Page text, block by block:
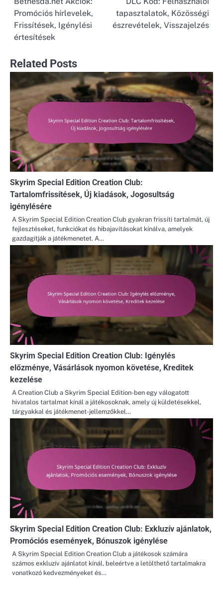
navigation
Promóciós hírlevelek,
Frissítések, Igénylési
értesítések
tapasztalatok, Közösségi
észrevételek, Visszajelzés
Related Posts
Skyrim Special Edition Creation Club:
Tartalomfrissítések, Új kiadások, Jogosultság
igénylésére
A Skyrim Special Edition Creation Club gyakran frissíti tartalmát, új
fejlesztéseket, funkciókat és hibajavításokat kínálva, amelyek
gazdagítják a játékmenetet. A…
Skyrim Special Edition Creation Club: Igénylés
előzménye, Vásárlások nyomon követése, Kreditek
kezelése
A Creation Club a Skyrim Special Edition-ben egy válogatott
hivatalos tartalmat kínál a játékosoknak, amely új küldetésekkel,
tárgyakkal és játékmenet-jellemzőkkel…
Skyrim Special Edition Creation Club: Exkluzív ajánlatok,
Promóciós események, Bónuszok igénylése
A Skyrim Special Edition Creation Club a játékosok számára
számos exkluzív ajánlatot kínál, beleértve a letölthető tartalmakra
vonatkozó kedvezményeket és…